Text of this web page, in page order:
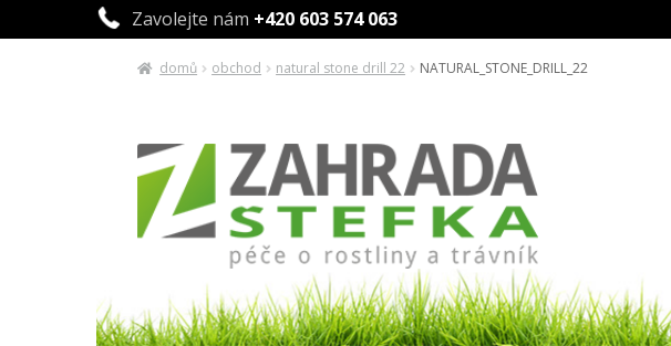
Zavolejte nám +420 603 574 063
domů obchod natural stone drill 22 NATURAL_STONE_DRILL_22
na
navigaci
k
obsahu
webu